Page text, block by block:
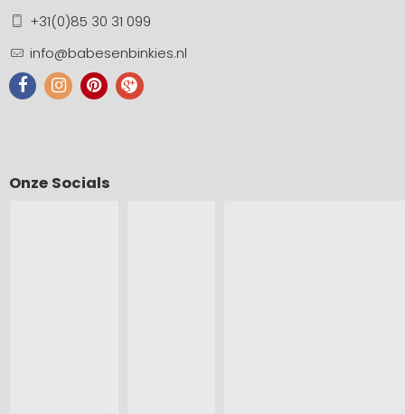
+31(0)85 30 31 099
info@babesenbinkies.nl
Onze Socials